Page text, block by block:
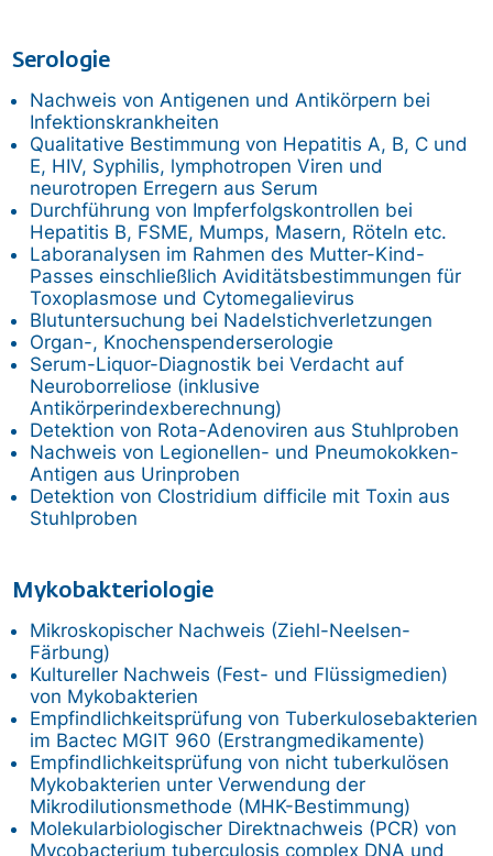
Serologie
Nachweis von Antigenen und Antikörpern bei
Infektionskrankheiten
Qualitative Bestimmung von Hepatitis A, B, C und
E, HIV, Syphilis, lymphotropen Viren und
neurotropen Erregern aus Serum
Durchführung von Impferfolgskontrollen bei
Hepatitis B, FSME, Mumps, Masern, Röteln etc.
Laboranalysen im Rahmen des Mutter-Kind-
Passes einschließlich Aviditätsbestimmungen für
Toxoplasmose und Cytomegalievirus
Blutuntersuchung bei Nadelstichverletzungen
Organ-, Knochenspenderserologie
Serum-Liquor-Diagnostik bei Verdacht auf
Neuroborreliose (inklusive
Antikörperindexberechnung)
Detektion von Rota-Adenoviren aus Stuhlproben
Nachweis von Legionellen- und Pneumokokken-
Antigen aus Urinproben
Detektion von Clostridium difficile mit Toxin aus
Stuhlproben
Mykobakteriologie
Mikroskopischer Nachweis (Ziehl-Neelsen-
Färbung)
Kultureller Nachweis (Fest- und Flüssigmedien)
von Mykobakterien
Empfindlichkeitsprüfung von Tuberkulosebakterien
im Bactec MGIT 960 (Erstrangmedikamente)
Empfindlichkeitsprüfung von nicht tuberkulösen
Mykobakterien unter Verwendung der
Mikrodilutionsmethode (MHK-Bestimmung)
Molekularbiologischer Direktnachweis (PCR) von
Mycobacterium tuberculosis complex DNA und